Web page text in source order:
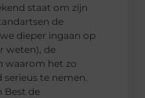
staat om zijn
de
dieper ingaan op
weten), de
waarom het zo
te nemen.
Best de